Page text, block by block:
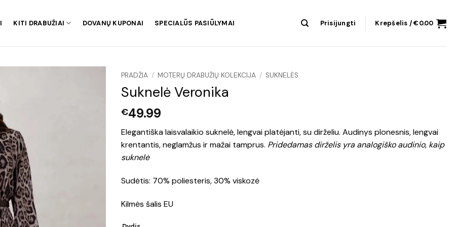
KITI DRABUŽIAI DOVANŲ KUPONAI SPECIALŪS PASIŪLYMAI Prisijungti Krepšelis /€0.00
PRADŽIA / MOTERŲ DRABUŽIŲ KOLEKCIJA / SUKNELĖS
Suknelė Veronika
€49.99
Elegantiška laisvalaikio suknelė, lengvai platėjanti, su dirželiu. Audinys plonesnis, lengvai
krentantis, neglamžus ir mažai tamprus. Pridedamas dirželis yra analogiško audinio, kaip
suknelė
Sudėtis: 70% poliesteris, 30% viskozė
Kilmės šalis EU